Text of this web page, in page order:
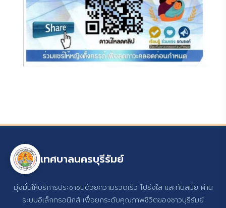
เทศบาลนครบุรีรัมย์
มุ่งมั่นให้บริการประชาชนด้วยความรวดเร็ว โปร่งใส และทันสมัย ผ่าน
ระบบอิเล็กทรอนิกส์ เพื่อยกระดับคุณภาพชีวิตของชาวบุรีรัมย์